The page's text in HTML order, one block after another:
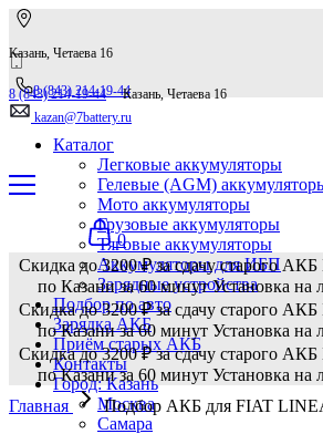
Казань, Четаева 16
8 (843) 214-19-44
kazan@7battery.ru
8 (843) 214-19-44Казань, Четаева 16
Каталог
Легковые аккумуляторы
Гелевые (AGM)
Мото аккумуляторы
Грузовые аккумуляторы
Тяговые аккумуляторы
Аккумуляторы для ИБП
Зарядные устройства
Подбор по авто
Зарядка АКБ
Приём старых АКБ
Контакты
Город: Казань
Москва
Самара
0
Скидка до 3200 ₽ за сдачу старого АКБ
по Казани за 60 минут Установка на
Скидка до 3200 ₽ за сдачу старого АКБ
по Казани за 60 минут Установка на
Скидка до 3200 ₽ за сдачу старого АКБ
по Казани за 60 минут Установка на
Главная
Подбор АКБ для FIAT